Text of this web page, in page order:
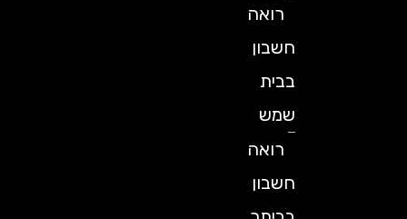
רואה
חשבון
בבית
שמש
רואה
חשבון